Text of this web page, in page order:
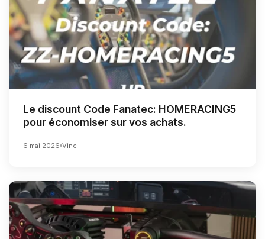
Le discount Code Fanatec: HOMERACING5
pour économiser sur vos achats.
6 mai 2026 Vinc